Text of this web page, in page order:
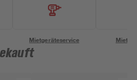
Mietgeräteservice